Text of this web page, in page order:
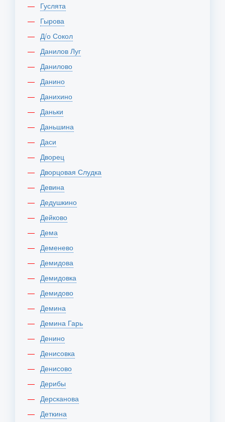
Гуслята
Гырова
Д/о Сокол
Данилов Луг
Данилово
Данино
Данихино
Даньки
Даньшина
Даси
Дворец
Дворцовая Слудка
Девина
Дедушкино
Дейково
Дема
Деменево
Демидова
Демидовка
Демидово
Демина
Демина Гарь
Денино
Денисовка
Денисово
Дерибы
Дерсканова
Деткина